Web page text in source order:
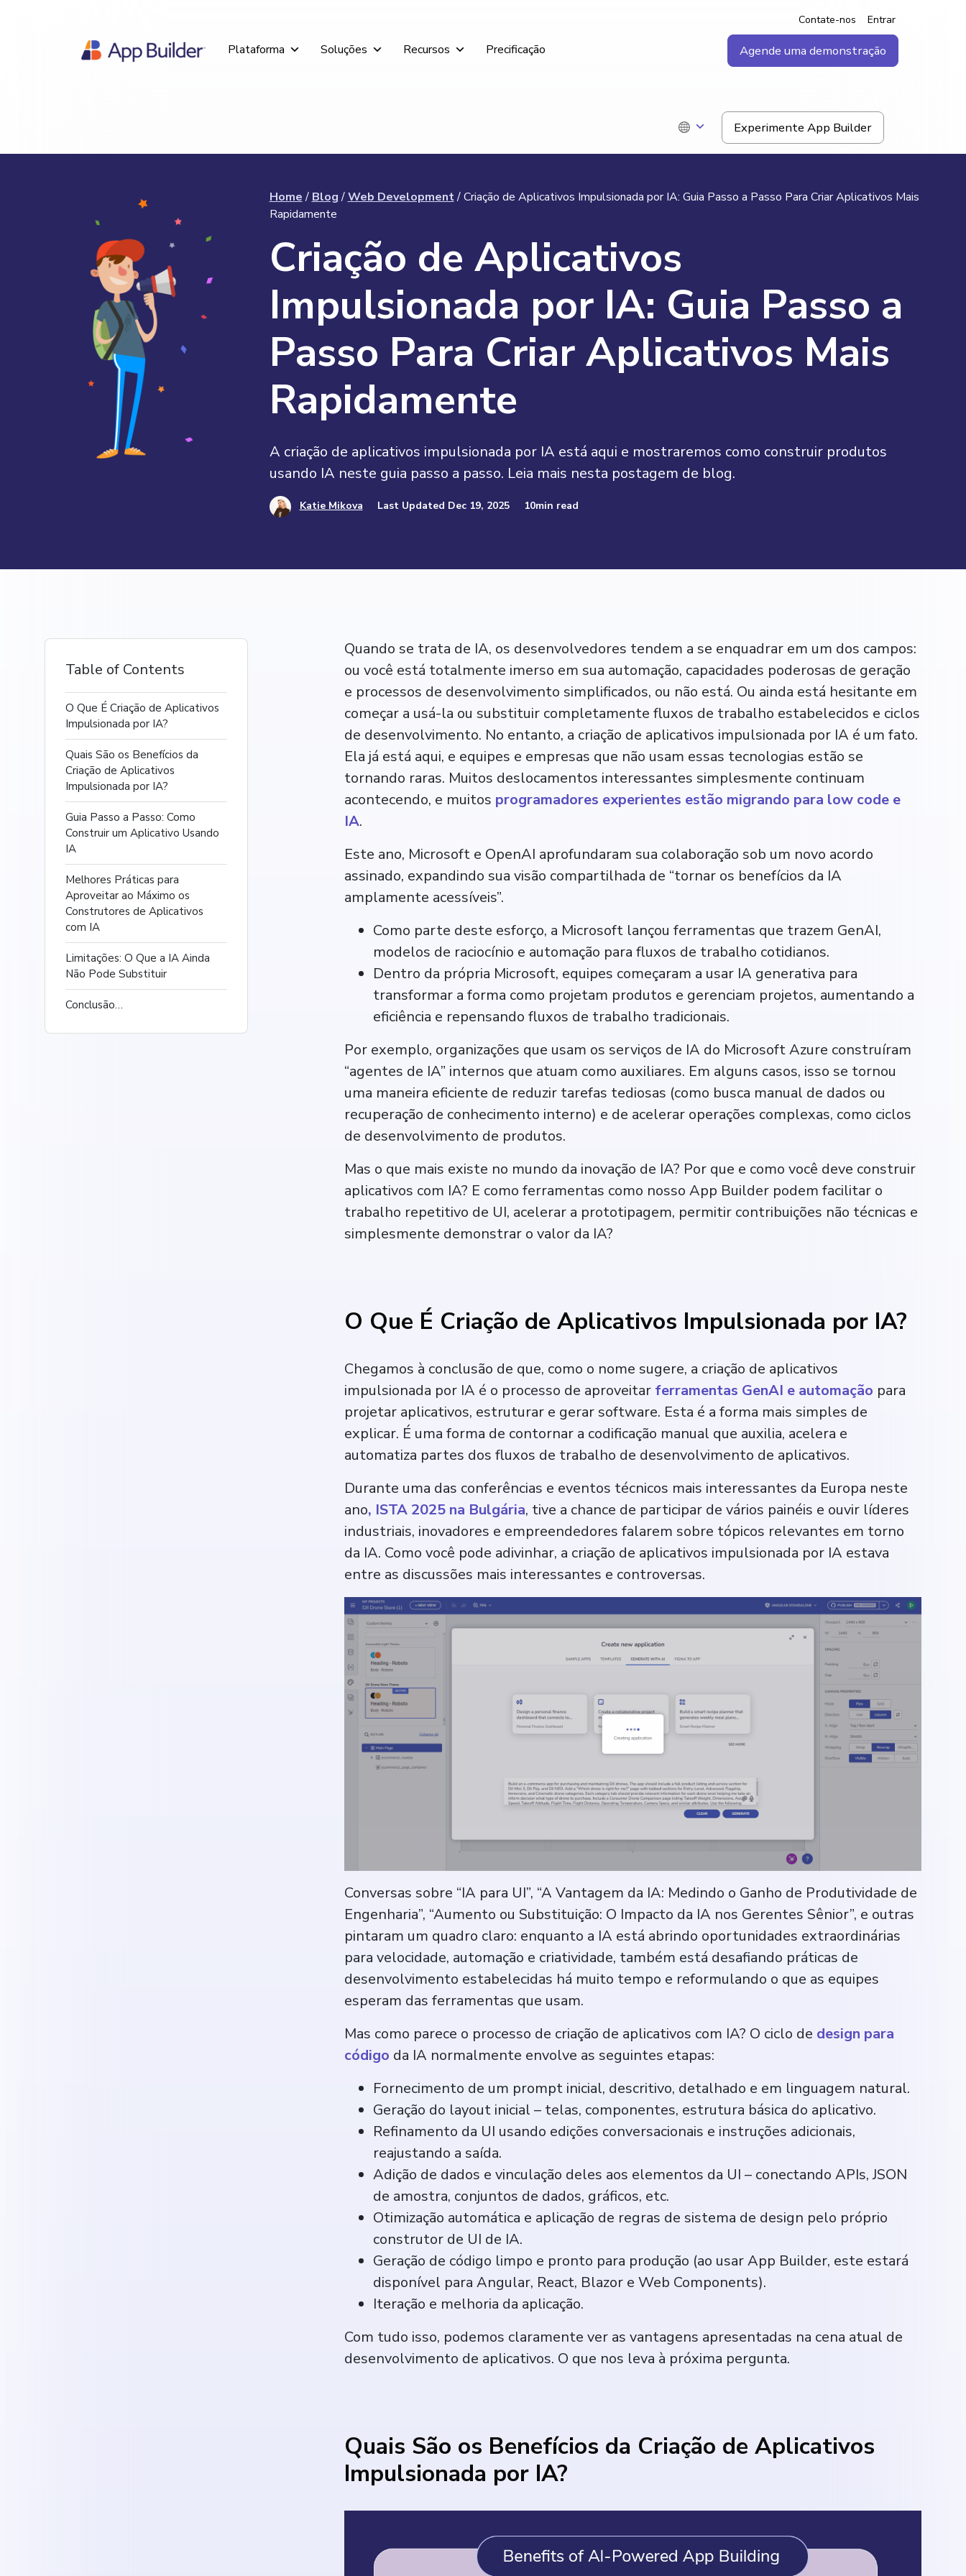
Plataforma Soluções Recursos Precificação Agende uma demonstração
Experimente App Builder
Contate-nos Entrar
Home / Blog /Web Development/Criação de Aplicativos Impulsionada por IA: Guia Passo a Passo Para Criar Aplicativos Mais
Rapidamente
Criação de Aplicativos
Impulsionada por IA: Guia Passo a
Passo Para Criar Aplicativos Mais
Rapidamente
A criação de aplicativos impulsionada por IA está aqui e mostraremos como construir produtos
usando IA neste guia passo a passo. Leia mais nesta postagem de blog.
Katie Mikova Last Updated Dec 19, 2025 10min read
Table of Contents
O Que É Criação de Aplicativos
Impulsionada por IA?
Quais São os Benefícios da
Criação de Aplicativos
Impulsionada por IA?
Guia Passo a Passo: Como
Construir um Aplicativo Usando
IA
Melhores Práticas para
Aproveitar ao Máximo os
Construtores de Aplicativos
com IA
Limitações: O Que a IA Ainda
Não Pode Substituir
Conclusão…
Quando se trata de IA, os desenvolvedores tendem a se enquadrar em um dos campos:
ou você está totalmente imerso em sua automação, capacidades poderosas de geração
e processos de desenvolvimento simplificados, ou não está. Ou ainda está hesitante em
começar a usá-la ou substituir completamente fluxos de trabalho estabelecidos e ciclos
de desenvolvimento. No entanto, a criação de aplicativos impulsionada por IA é um fato.
Ela já está aqui, e equipes e empresas que não usam essas tecnologias estão se
tornando raras. Muitos deslocamentos interessantes simplesmente continuam
acontecendo, e muitos programadores experientes estão migrando para low code e
IA.
Este ano, Microsoft e OpenAI aprofundaram sua colaboração sob um novo acordo
assinado, expandindo sua visão compartilhada de “tornar os benefícios da IA
amplamente acessíveis”.
Como parte deste esforço, a Microsoft lançou ferramentas que trazem GenAI,
modelos de raciocínio e automação para fluxos de trabalho cotidianos.
Dentro da própria Microsoft, equipes começaram a usar IA generativa para
transformar a forma como projetam produtos e gerenciam projetos, aumentando a
eficiência e repensando fluxos de trabalho tradicionais.
Por exemplo, organizações que usam os serviços de IA do Microsoft Azure construíram
“agentes de IA” internos que atuam como auxiliares. Em alguns casos, isso se tornou
uma maneira eficiente de reduzir tarefas tediosas (como busca manual de dados ou
recuperação de conhecimento interno) e de acelerar operações complexas, como ciclos
de desenvolvimento de produtos.
Mas o que mais existe no mundo da inovação de IA? Por que e como você deve construir
aplicativos com IA? E como ferramentas como nosso App Builder podem facilitar o
trabalho repetitivo de UI, acelerar a prototipagem, permitir contribuições não técnicas e
simplesmente demonstrar o valor da IA?
O Que É Criação de Aplicativos Impulsionada por IA?
Chegamos à conclusão de que, como o nome sugere, a criação de aplicativos
impulsionada por IA é o processo de aproveitar ferramentas GenAI e automação para
projetar aplicativos, estruturar e gerar software. Esta é a forma mais simples de
explicar. É uma forma de contornar a codificação manual que auxilia, acelera e
automatiza partes dos fluxos de trabalho de desenvolvimento de aplicativos.
Durante uma das conferências e eventos técnicos mais interessantes da Europa neste
ano, ISTA 2025 na Bulgária, tive a chance de participar de vários painéis e ouvir líderes
industriais, inovadores e empreendedores falarem sobre tópicos relevantes em torno
da IA. Como você pode adivinhar, a criação de aplicativos impulsionada por IA estava
entre as discussões mais interessantes e controversas.
Conversas sobre “IA para UI”, “A Vantagem da IA: Medindo o Ganho de Produtividade de
Engenharia”, “Aumento ou Substituição: O Impacto da IA nos Gerentes Sênior”, e outras
pintaram um quadro claro: enquanto a IA está abrindo oportunidades extraordinárias
para velocidade, automação e criatividade, também está desafiando práticas de
desenvolvimento estabelecidas há muito tempo e reformulando o que as equipes
esperam das ferramentas que usam.
Mas como parece o processo de criação de aplicativos com IA? O ciclo de design para
código da IA normalmente envolve as seguintes etapas:
Fornecimento de um prompt inicial, descritivo, detalhado e em linguagem natural.
Geração do layout inicial – telas, componentes, estrutura básica do aplicativo.
Refinamento da UI usando edições conversacionais e instruções adicionais,
reajustando a saída.
Adição de dados e vinculação deles aos elementos da UI – conectando APIs, JSON
de amostra, conjuntos de dados, gráficos, etc.
Otimização automática e aplicação de regras de sistema de design pelo próprio
construtor de UI de IA.
Geração de código limpo e pronto para produção (ao usar App Builder, este estará
disponível para Angular, React, Blazor e Web Components).
Iteração e melhoria da aplicação.
Com tudo isso, podemos claramente ver as vantagens apresentadas na cena atual de
desenvolvimento de aplicativos. O que nos leva à próxima pergunta.
Quais São os Benefícios da Criação de Aplicativos
Impulsionada por IA?